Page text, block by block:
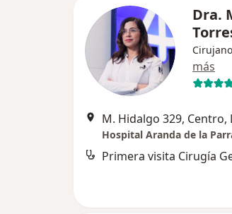
Dra.
más
M. Hidalgo 329, Centro,
Primera visita Cirugía